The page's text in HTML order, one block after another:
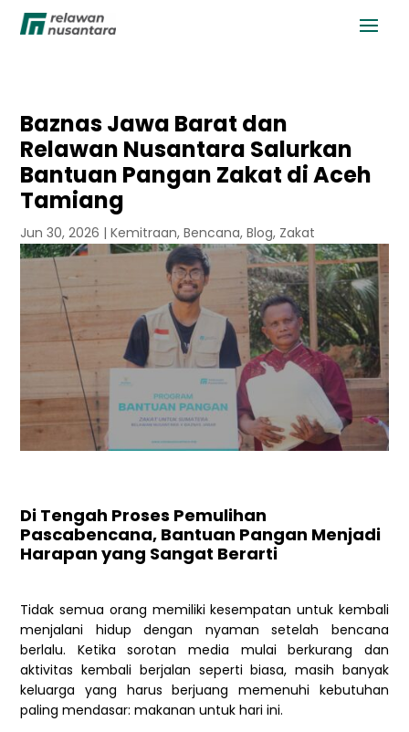
Baznas Jawa Barat dan
Relawan Nusantara Salurkan
Bantuan Pangan Zakat di Aceh
Tamiang
Jun 30, 2026 |Kemitraan,Bencana,Blog, Zakat
Di Tengah Proses Pemulihan
Pascabencana, Bantuan Pangan Menjadi
Harapan yang Sangat Berarti
Tidak semua orang memiliki kesempatan untuk kembali
menjalani hidup dengan nyaman setelah bencana
berlalu. Ketika sorotan media mulai berkurang dan
aktivitas kembali berjalan seperti biasa, masih banyak
keluarga yang harus berjuang memenuhi kebutuhan
paling mendasar: makanan untuk hari ini.